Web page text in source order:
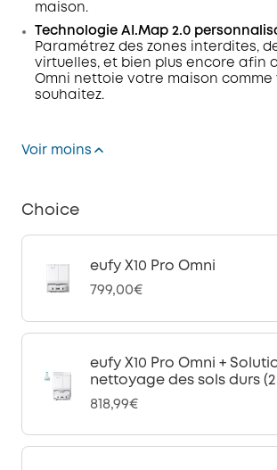
maison.
Technologie AI.Map 2.0
Paramétrez des zones interdites,
virtuelles, et bien plus encore afin
Omni nettoie votre maison comme
souhaitez.
Voir moins
Choice
eufy X10 Pro Omni
799,00€
eufy X10 Pro Omni +
nettoyage des sols durs
818,99€